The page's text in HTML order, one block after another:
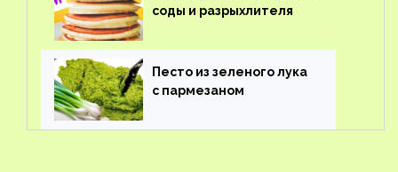
соды и разрыхлителя
Песто из зеленого лука
с пармезаном